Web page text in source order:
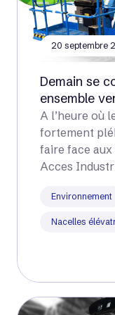
20 septembre
Demain se
ensemble
A l’heure où
fortement
faire face aux
Acces
Environnement
Nacelles